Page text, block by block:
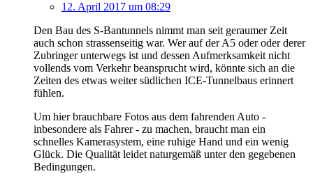
12. April 2017 um 08:29
Den Bau des S-Bantunnels nimmt man seit geraumer Zeit
auch schon strassenseitig war. Wer auf der A5 oder oder derer
Zubringer unterwegs ist und dessen Aufmerksamkeit nicht
vollends vom Verkehr beansprucht wird, könnte sich an die
Zeiten des etwas weiter südlichen ICE-Tunnelbaus erinnert
fühlen.
Um hier brauchbare Fotos aus dem fahrenden Auto -
inbesondere als Fahrer - zu machen, braucht man ein
schnelles Kamerasystem, eine ruhige Hand und ein wenig
Glück. Die Qualität leidet naturgemäß unter den gegebenen
Bedingungen.